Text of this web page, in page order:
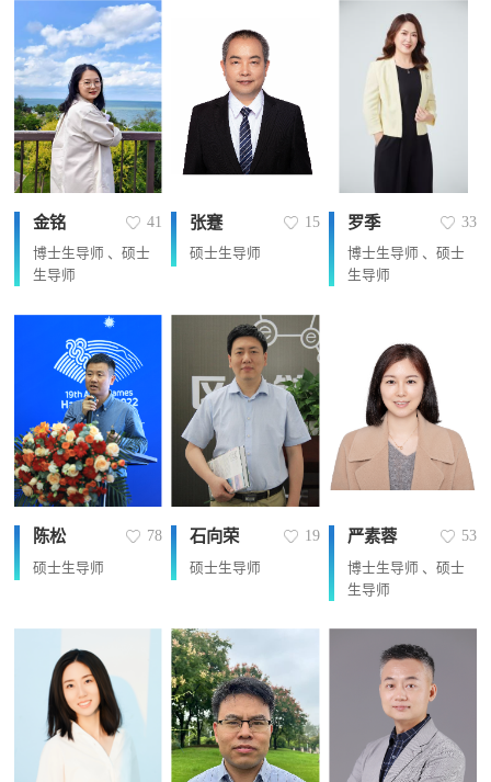
金铭 41
博士生导师 、硕士
生导师
张蹇 15
硕士生导师
罗季 33
博士生导师 、硕士
生导师
陈松 78
硕士生导师
石向荣 19
硕士生导师
严素蓉 53
博士生导师 、硕士
生导师